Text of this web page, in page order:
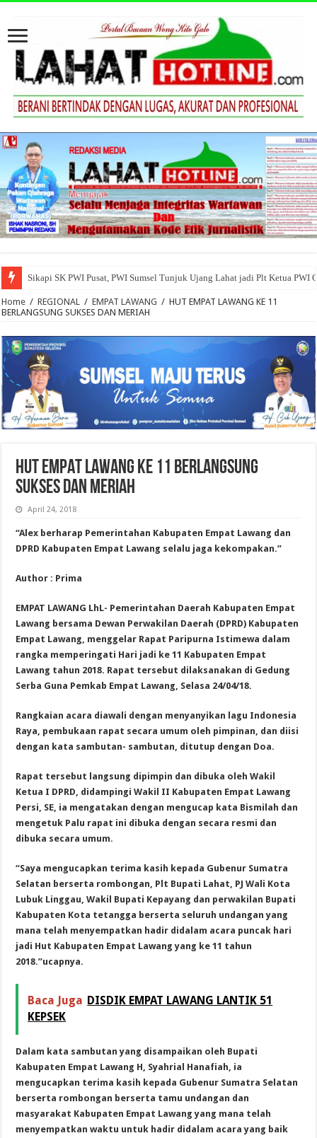
Sikapi SK PWI Pusat, PWI Sumsel Tunjuk Ujang Lahat jadi Plt Ketua PWI
Home / REGIONAL / EMPAT LAWANG / HUT EMPAT LAWANG KE 11
BERLANGSUNG SUKSES DAN MERIAH
HUT EMPAT LAWANG KE 11 BERLANGSUNG
SUKSES DAN MERIAH
April 24, 2018
“Alex berharap Pemerintahan Kabupaten Empat Lawang dan
DPRD Kabupaten Empat Lawang selalu jaga kekompakan.”
Author : Prima
EMPAT LAWANG LhL- Pemerintahan Daerah Kabupaten Empat
Lawang bersama Dewan Perwakilan Daerah (DPRD) Kabupaten
Empat Lawang, menggelar Rapat Paripurna Istimewa dalam
rangka memperingati Hari jadi ke 11 Kabupaten Empat
Lawang tahun 2018. Rapat tersebut dilaksanakan di Gedung
Serba Guna Pemkab Empat Lawang, Selasa 24/04/18.
Rangkaian acara diawali dengan menyanyikan lagu Indonesia
Raya, pembukaan rapat secara umum oleh pimpinan, dan diisi
dengan kata sambutan- sambutan, ditutup dengan Doa.
Rapat tersebut langsung dipimpin dan dibuka oleh Wakil
Ketua I DPRD, didampingi Wakil II Kabupaten Empat Lawang
Persi, SE, ia mengatakan dengan mengucap kata Bismilah dan
mengetuk Palu rapat ini dibuka dengan secara resmi dan
dibuka secara umum.
“Saya mengucapkan terima kasih kepada Gubenur Sumatra
Selatan berserta rombongan, Plt Bupati Lahat, PJ Wali Kota
Lubuk Linggau, Wakil Bupati Kepayang dan perwakilan Bupati
Kabupaten Kota tetangga berserta seluruh undangan yang
mana telah menyempatkan hadir didalam acara puncak hari
jadi Hut Kabupaten Empat Lawang yang ke 11 tahun
2018.”ucapnya.
Baca Juga DISDIK EMPAT LAWANG LANTIK 51
KEPSEK
Dalam kata sambutan yang disampaikan oleh Bupati
Kabupaten Empat Lawang H, Syahrial Hanafiah, ia
mengucapkan terima kasih kepada Gubenur Sumatra Selatan
berserta rombongan berserta tamu undangan dan
masyarakat Kabupaten Empat Lawang yang mana telah
menyempatkan waktu untuk hadir didalam acara yang baik